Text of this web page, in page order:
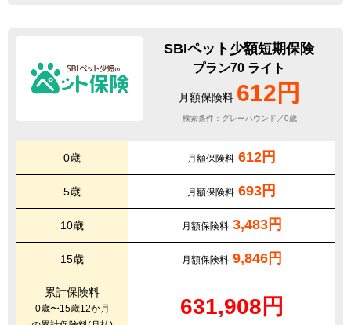
SBIペット少額短期保険
プラン70 ライト
月額保険料 612円
検索条件：グレーハウンド／0歳
0歳 月額保険料 612円
5歳 月額保険料 693円
10歳 月額保険料 3,483円
15歳 月額保険料 9,846円
累計保険料
0歳〜15歳12か月
631,908円